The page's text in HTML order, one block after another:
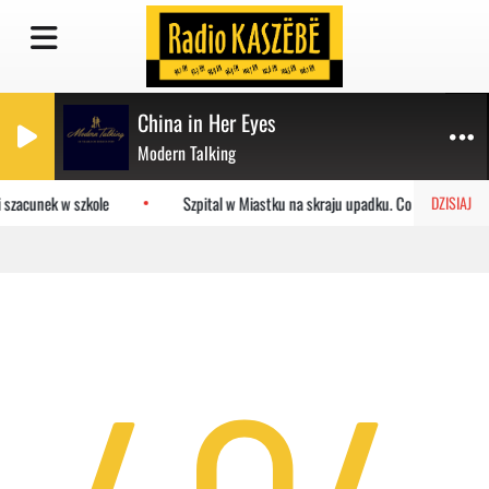
China in Her Eyes
Modern Talking
DZISIAJ
w szkole Szpital w Miastku na skraju upadku. Co czeka